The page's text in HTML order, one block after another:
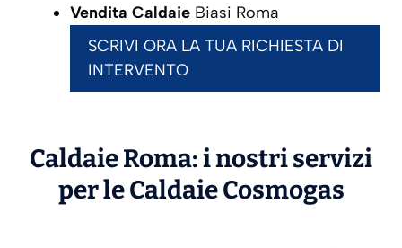
Vendita Caldaie Biasi Roma
SCRIVI ORA LA TUA RICHIESTA DI
INTERVENTO
Caldaie Roma: i nostri servizi
per le CaldaieCosmogas